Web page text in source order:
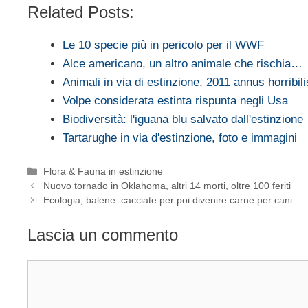
Related Posts:
Le 10 specie più in pericolo per il WWF
Alce americano, un altro animale che rischia…
Animali in via di estinzione, 2011 annus
Volpe considerata estinta rispunta negli Usa
Biodiversità: l'iguana blu salvato dall'estinzione
Tartarughe in via d'estinzione, foto e immagini
Categorie
Flora & Fauna in estinzione
Nuovo tornado in Oklahoma, altri 14 morti, oltre 100 feriti
Ecologia, balene: cacciate per poi divenire carne per cani
Lascia un commento